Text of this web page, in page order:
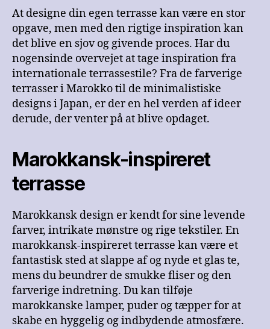
At designe din egen terrasse kan være en stor
opgave, men med den rigtige inspiration kan
det blive en sjov og givende proces. Har du
nogensinde overvejet at tage inspiration fra
internationale terrassestile? Fra de farverige
terrasser i Marokko til de minimalistiske
designs i Japan, er der en hel verden af ideer
derude, der venter på at blive opdaget.
Marokkansk-inspireret
terrasse
Marokkansk design er kendt for sine levende
farver, intrikate mønstre og rige tekstiler. En
marokkansk-inspireret terrasse kan være et
fantastisk sted at slappe af og nyde et glas te,
mens du beundrer de smukke fliser og den
farverige indretning. Du kan tilføje
marokkanske lamper, puder og tæpper for at
skabe en hyggelig og indbydende atmosfære.